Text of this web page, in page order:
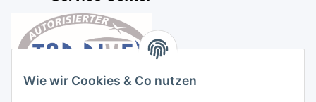
Wie wir Cookies & Co nutzen